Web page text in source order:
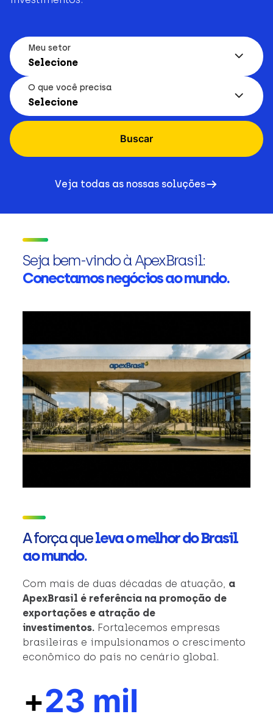
Meu setor
Selecione
O que você precisa
Selecione
Buscar
Veja todas as nossas soluções
Seja bem-vindo à ApexBrasil:
Conectamos negócios ao mundo.
A força queleva o melhor do Brasil
ao mundo.
Com mais de duas décadas de atuação, a
ApexBrasil é referência na promoção de
exportações e atração de
investimentos. Fortalecemos empresas
brasileiras e impulsionamos o crescimento
econômico do país no cenário global.
+23 mil